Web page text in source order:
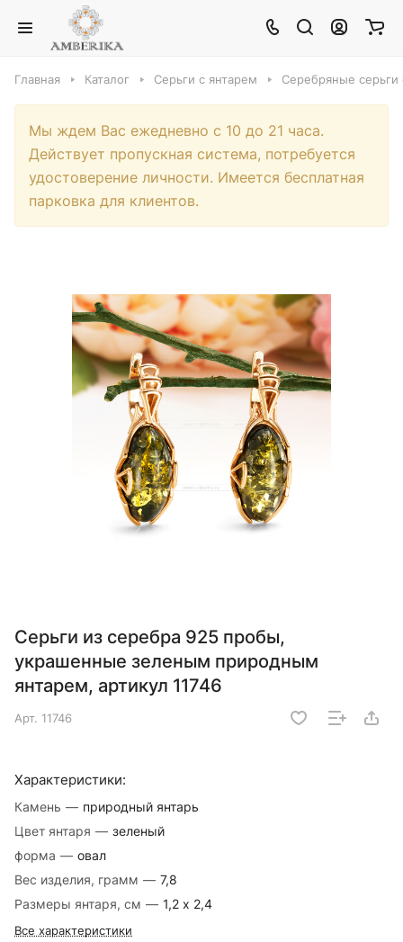
Главная Каталог Серьги с янтарем Серебряные серьги
Мы ждем Вас ежедневно с 10 до 21 часа.
Действует пропускная система, потребуется
удостоверение личности. Имеется бесплатная
парковка для клиентов.
Серьги из серебра 925 пробы,
украшенные зеленым природным
янтарем, артикул 11746
Арт. 11746
Характеристики:
Камень — природный янтарь
Цвет янтаря — зеленый
форма — овал
Вес изделия, грамм — 7,8
Размеры янтаря, см — 1,2 х 2,4
Все характеристики